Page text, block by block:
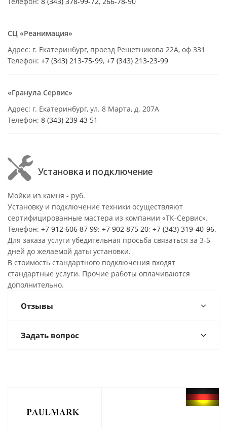
СЦ «Реанимация»
Адрес: г. Екатеринбург, проезд Решетникова 22А, оф 331
Телефон: +7 (343) 213-75-99, +7 (343) 213-23-99
«Гранула Сервис»
Адрес: г. Екатеринбург, ул. 8 Марта, д. 207А
Телефон: 8 (343) 239 43 51
Установка и подключение
Мойки из камня - руб.
Установку и подключение техники осуществляют
сертифицированные мастера из компании «ТК-Сервис».
Телефон: +7 912 606 87 99; +7 902 875 20; +7 (343) 319-40-96.
Для заказа услуги убедительная просьба связаться за 3-5
дней до желаемой даты установки.
В стоимость стандартного подключения входят
стандартные услуги. Прочие работы оплачиваются
дополнительно.
Отзывы
Задать вопрос